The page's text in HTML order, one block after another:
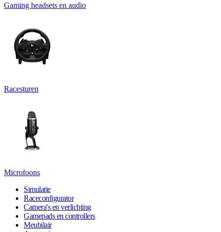
Gaming headsets en audio
Racesturen
Microfoons
Simulatie
Raceconfigurator
Camera's en verlichting
Gamepads en controllers
Meubilair